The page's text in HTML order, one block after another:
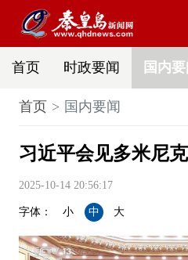
首页 时政要闻 国内要
首页 国内要闻
习近平会见多米尼
2025-10-14 20:56:17
字体： 小 中 大